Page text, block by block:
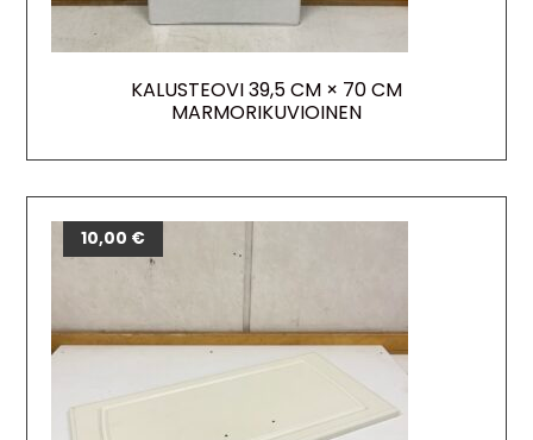
KALUSTEOVI 39,5 CM × 70 CM
MARMORIKUVIOINEN
10,00 €